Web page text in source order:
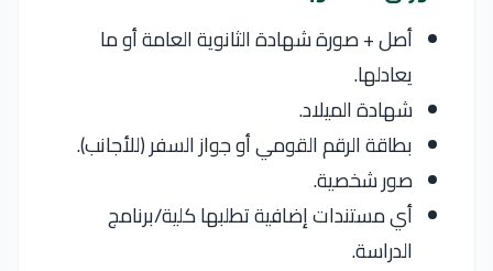
أصل + صورة شهادة الثانوية العامة أو ما
يعادلها.
شهادة الميلاد.
بطاقة الرقم القومي أو جواز السفر (للأجانب).
صور شخصية.
أي مستندات إضافية تطلبها كلية/برنامج
الدراسة.